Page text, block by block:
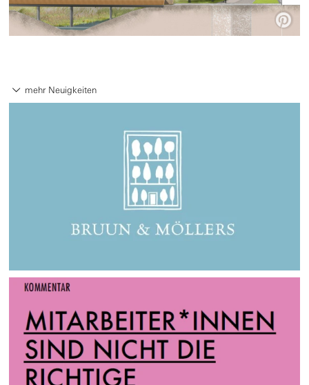

mehr Neuigkeiten